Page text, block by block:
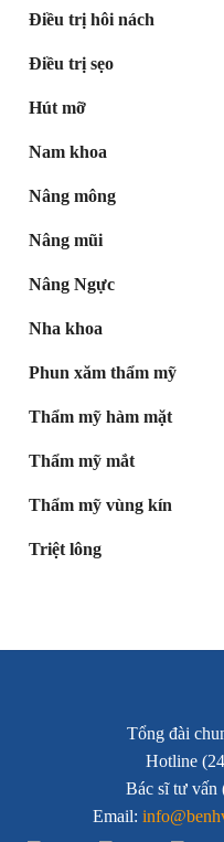
Điều trị hôi nách
Điều trị sẹo
Hút mỡ
Nam khoa
Nâng mông
Nâng mũi
Nâng Ngực
Nha khoa
Phun xăm thẩm mỹ
Thẩm mỹ hàm mặt
Thẩm mỹ mắt
Thẩm mỹ vùng kín
Triệt lông
Tổng đài
Hotline
Bác sĩ tư vấn
Email: